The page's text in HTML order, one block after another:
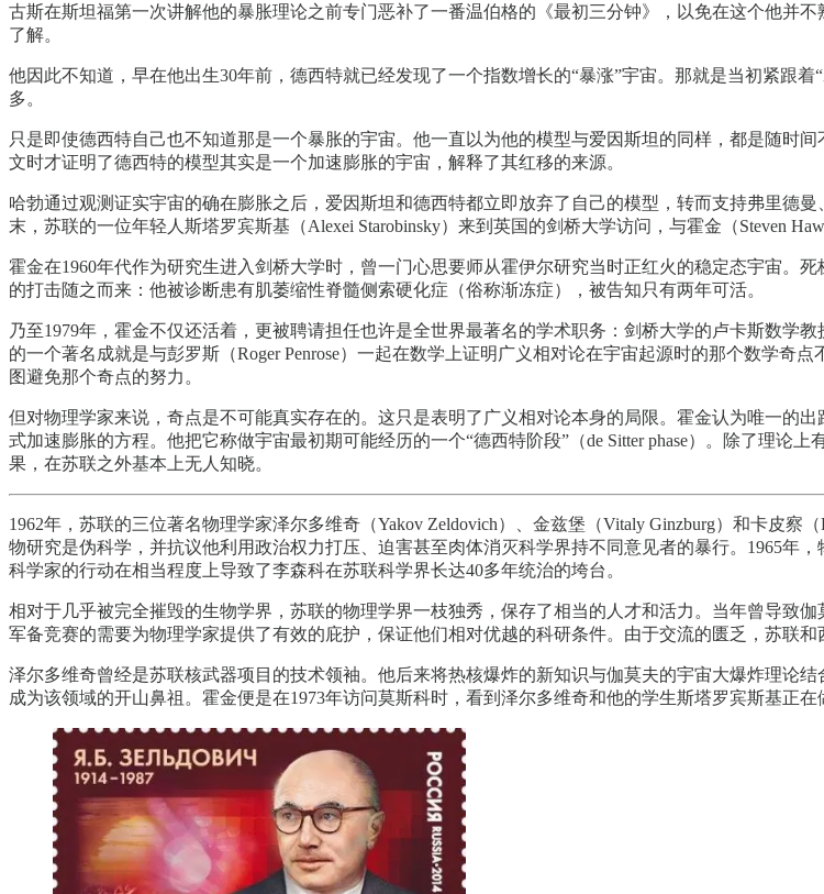
古斯在斯坦福第一次讲解他的暴胀理论之前专门恶补了一番温伯格的《最初三分钟》，以免在这个他并
了解。
他因此不知道，早在他出生30年前，德西特就已经发现了一个指数增长的“暴涨”宇宙。那就是当初紧跟
多。
只是即使德西特自己也不知道那是一个暴胀的宇宙。他一直以为他的模型与爱因斯坦的同样，都是随时
文时才证明了德西特的模型其实是一个加速膨胀的宇宙，解释了其红移的来源。
哈勃通过观测证实宇宙的确在膨胀之后，爱因斯坦和德西特都立即放弃了自己的模型，转而支持弗里德
末，苏联的一位年轻人斯塔罗宾斯基（Alexei Starobinsky）来到英国的剑桥大学访问，与霍金（Steven
霍金在1960年代作为研究生进入剑桥大学时，曾一门心思要师从霍伊尔研究当时正红火的稳定态宇宙。
的打击随之而来：他被诊断患有肌萎缩性脊髓侧索硬化症（俗称渐冻症），被告知只有两年可活。
乃至1979年，霍金不仅还活着，更被聘请担任也许是全世界最著名的学术职务：剑桥大学的卢卡斯数
的一个著名成就是与彭罗斯（Roger Penrose）一起在数学上证明广义相对论在宇宙起源时的那个数学奇
图避免那个奇点的努力。
但对物理学家来说，奇点是不可能真实存在的。这只是表明了广义相对论本身的局限。霍金认为唯一的
式加速膨胀的方程。他把它称做宇宙最初期可能经历的一个“德西特阶段”（de Sitter phase）。除了理论
果，在苏联之外基本上无人知晓。
1962年，苏联的三位著名物理学家泽尔多维奇（Yakov Zeldovich）、金兹堡（Vitaly Ginzburg）和卡皮
物研究是伪科学，并抗议他利用政治权力打压、迫害甚至肉体消灭科学界持不同意见者的暴行。1965年
科学家的行动在相当程度上导致了李森科在苏联科学界长达40多年统治的垮台。
相对于几乎被完全摧毁的生物学界，苏联的物理学界一枝独秀，保存了相当的人才和活力。当年曾导致
军备竞赛的需要为物理学家提供了有效的庇护，保证他们相对优越的科研条件。由于交流的匮乏，苏联
泽尔多维奇曾经是苏联核武器项目的技术领袖。他后来将热核爆炸的新知识与伽莫夫的宇宙大爆炸理论
成为该领域的开山鼻祖。霍金便是在1973年访问莫斯科时，看到泽尔多维奇和他的学生斯塔罗宾斯基正在